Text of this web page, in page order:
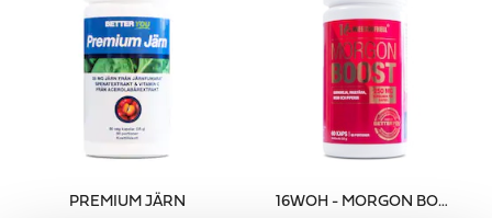
PREMIUM JÄRN 16WOH - MORGON BOOST